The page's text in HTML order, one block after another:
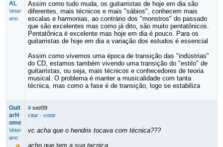
AL
Veter
ano
Assim como tudo muda, os guitarristas de hoje em dia são
diferentes, mais técnicos e mais "sábios", conhecem mais
escalas e harmonias, ao contrário dos "monstros" do passado
que são excelentes mas como já dito, são muito pentatônicos.
Pentatônica é excelente mas hoje em dia é pouco. Para os
guitarristas de hoje em dia a variação dos estudos é essencial
Assim como vivemos uma época de transição das "indústrias"
do CD, estamos também vivendo uma transição do "estilo" de
guitarristas, ou seja, mais técnicos e conhecedores de teoria
musical. O problema é manter a musicalidade com tanta
técnica, mas como a fase é de transição, logo se estabiliza
Guit
arH
ome
Veter
ano
# set/09
citar· votar
vc acha que o hendrix tocava com técnica???
acho que tem a sua tecnica...